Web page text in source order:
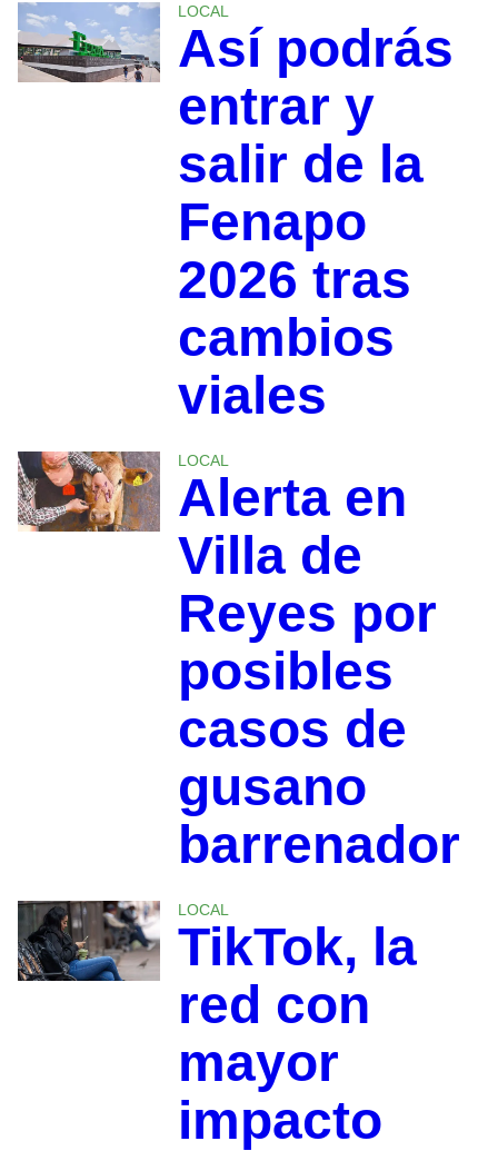
LOCAL
Así podrás
entrar y
salir de la
Fenapo
2026 tras
cambios
viales
LOCAL
Alerta en
Villa de
Reyes por
posibles
casos de
gusano
barrenador
LOCAL
TikTok, la
red con
mayor
impacto